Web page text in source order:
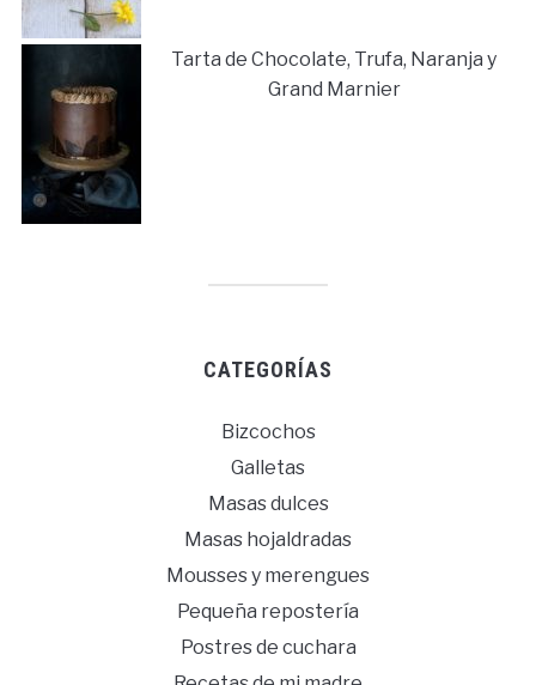
Tarta de Chocolate, Trufa, Naranja y
Grand Marnier
CATEGORÍAS
Bizcochos
Galletas
Masas dulces
Masas hojaldradas
Mousses y merengues
Pequeña repostería
Postres de cuchara